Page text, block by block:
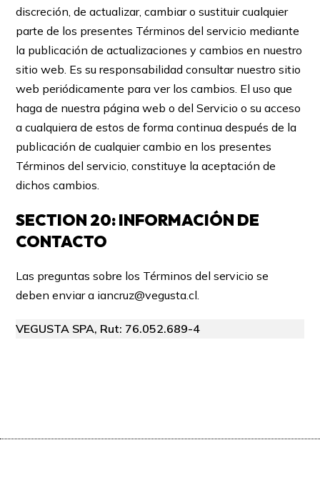
discreción, de actualizar, cambiar o sustituir cualquier
parte de los presentes Términos del servicio mediante
la publicación de actualizaciones y cambios en nuestro
sitio web. Es su responsabilidad consultar nuestro sitio
web periódicamente para ver los cambios. El uso que
haga de nuestra página web o del Servicio o su acceso
a cualquiera de estos de forma continua después de la
publicación de cualquier cambio en los presentes
Términos del servicio, constituye la aceptación de
dichos cambios.
SECTION 20: INFORMACIÓN DE
CONTACTO
Las preguntas sobre los Términos del servicio se
deben enviar a iancruz@vegusta.cl.
VEGUSTA SPA, Rut: 76.052.689-4